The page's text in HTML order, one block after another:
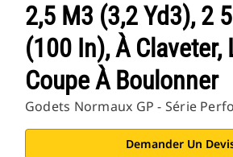
2,5 M3 (3,2 Yd3), 2
(100 In), À Claveter,
Coupe À Boulonner
Godets Normaux GP - Série
Demander Un